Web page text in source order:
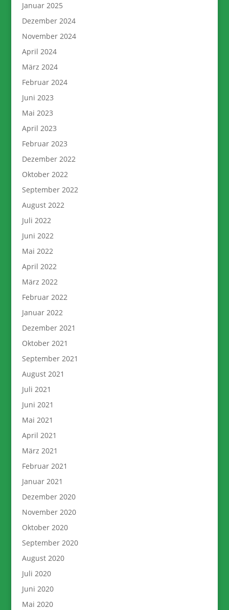
Januar 2025
Dezember 2024
November 2024
April 2024
März 2024
Februar 2024
Juni 2023
Mai 2023
April 2023
Februar 2023
Dezember 2022
Oktober 2022
September 2022
August 2022
Juli 2022
Juni 2022
Mai 2022
April 2022
März 2022
Februar 2022
Januar 2022
Dezember 2021
Oktober 2021
September 2021
August 2021
Juli 2021
Juni 2021
Mai 2021
April 2021
März 2021
Februar 2021
Januar 2021
Dezember 2020
November 2020
Oktober 2020
September 2020
August 2020
Juli 2020
Juni 2020
Mai 2020